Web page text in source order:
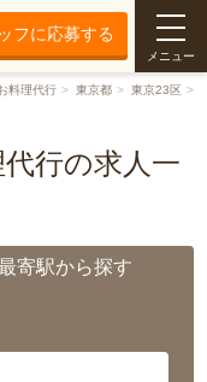
フに応募する
メニュー
料理代行 東京都
東京23区
行の求人一
寄駅から探す